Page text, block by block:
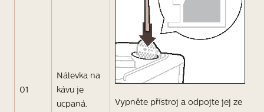
01
Nálevka na
kávu je
ucpaná.
Vypněte přístroj a odpojte jej ze